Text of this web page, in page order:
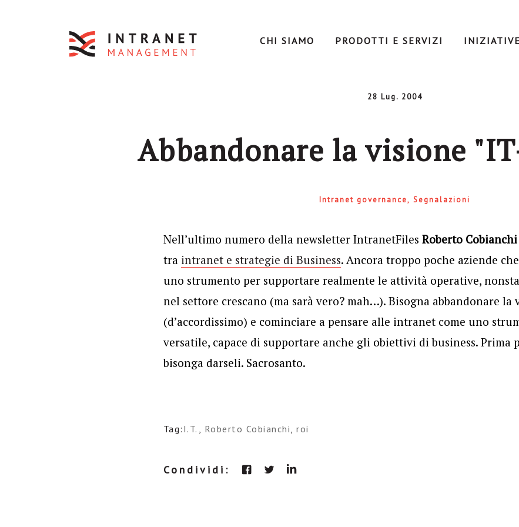
CHI SIAMO PRODOTTI E SERVIZI INIZIATIVE
28 Lug. 2004
Abbandonare la visione
Intranet governance Segnalazioni
Nell’ultimo numero della newsletter IntranetFiles Roberto Cobianchi
tra intranet e strategie di Business. Ancora troppo poche aziende
uno strumento per supportare realmente le attività operative,
nel settore crescano (ma sarà vero? mah…). Bisogna abbandonare la
(d’accordissimo) e cominciare a pensare alle intranet come uno
versatile, capace di supportare anche gli obiettivi di business. Prima
bisonga darseli. Sacrosanto.
Tag: I.T. , Roberto Cobianchi,roi
Condividi: